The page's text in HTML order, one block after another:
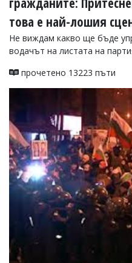
Коментарите
под
статиите
въвеждат
от
читателите
и
носи
отговорност
за
тях!
Ако
откриете
обиден
коментар,
сигнализирайте
ни!
това е най-лошия
Не виждам какво ще бъде
водачът на листата на
прочетено 13223 пъти